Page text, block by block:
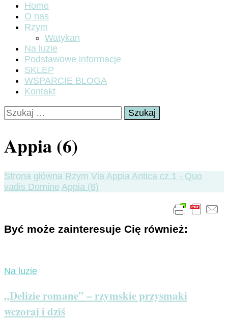
Home
O nas
Rzym
Watykan
Na luzie
Podstawowe informacje
SKLEP
WSPARCIE BLOGA
Kontakt
Szukaj:
Appia (6)
Strona główna Rzym Via Appia Antica cz.1 - Quo
vadis Domine Appia (6)
Być może zainteresuje Cię również:
Na luzie
„Delizie romane” – rzymskie przysmaki
wczoraj i dziś